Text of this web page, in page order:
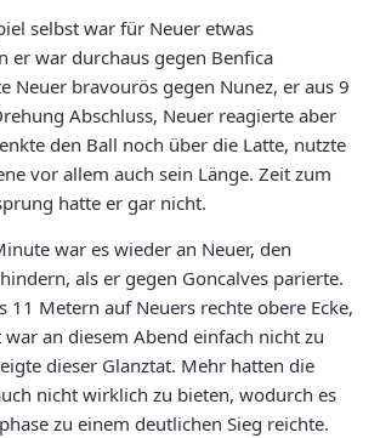
selbst war für Neuer etwas
er war durchaus gegen Benfica
Neuer bravourös gegen Nunez, er aus 9
Abschluss, Neuer reagierte aber
den Ball noch über die Latte, nutzte
vor allem auch sein Länge. Zeit zum
hatte er gar nicht.
war es wieder an Neuer, den
als er gegen Goncalves parierte.
11 Metern auf Neuers rechte obere Ecke,
an diesem Abend einfach nicht zu
dieser Glanztat. Mehr hatten die
nicht wirklich zu bieten, wodurch es
zu einem deutlichen Sieg reichte.